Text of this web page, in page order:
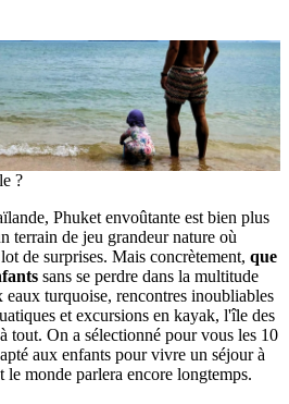
?
Phuket envoûtante est bien plus
terrain de jeu grandeur nature où
de surprises. Mais concrètement, que
sans se perdre dans la multitude
eaux turquoise, rencontres inoubliables
et excursions en kayak, l'île des
tout. On a sélectionné pour vous les 10
aux enfants pour vivre un séjour à
le monde parlera encore longtemps.